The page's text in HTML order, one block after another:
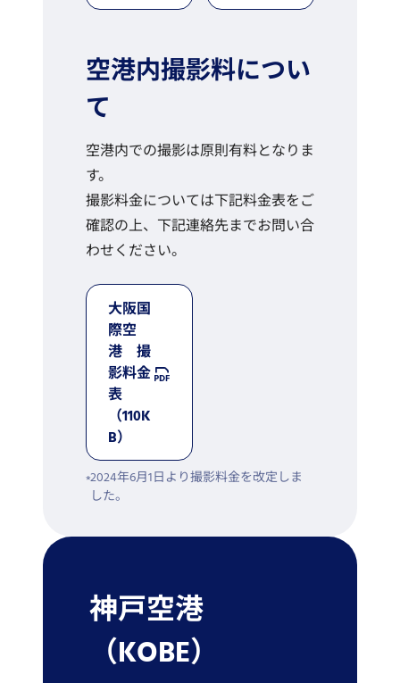
空港内撮影料につい
て
空港内での撮影は原則有料となりま
す。
撮影料金については下記料金表をご
確認の上、下記連絡先までお問い合
わせください。
大阪国
際空
港 撮
影料金
表
（110K
B）
2024年6月1日より撮影料金を改定しま
した。
神戸空港
（KOBE）